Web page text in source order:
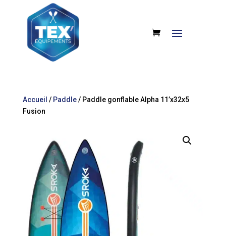
Accueil / Paddle/ Paddle gonflable Alpha 11’x32x5
Fusion